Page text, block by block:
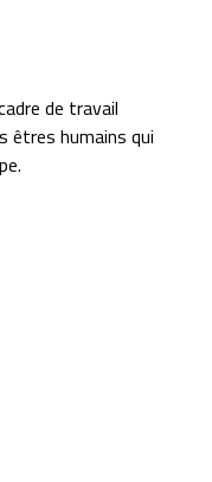
de travail
êtres humains qui